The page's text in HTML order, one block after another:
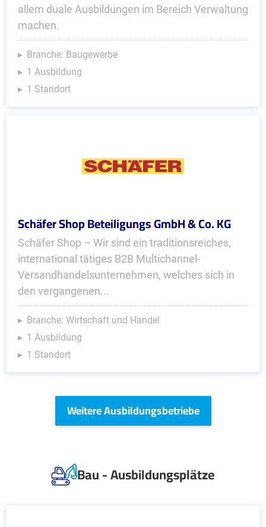
allem duale Ausbildungen im Bereich Verwaltung
machen.
Branche: Baugewerbe
1 Ausbildung
1 Standort
Schäfer Shop Beteiligungs GmbH & Co. KG
Schäfer Shop – Wir sind ein traditionsreiches,
international tätiges B2B Multichannel-
Versandhandelsunternehmen, welches sich in
den vergangenen...
Branche: Wirtschaft und Handel
1 Ausbildung
1 Standort
Weitere Ausbildungsbetriebe
Bau - Ausbildungsplätze